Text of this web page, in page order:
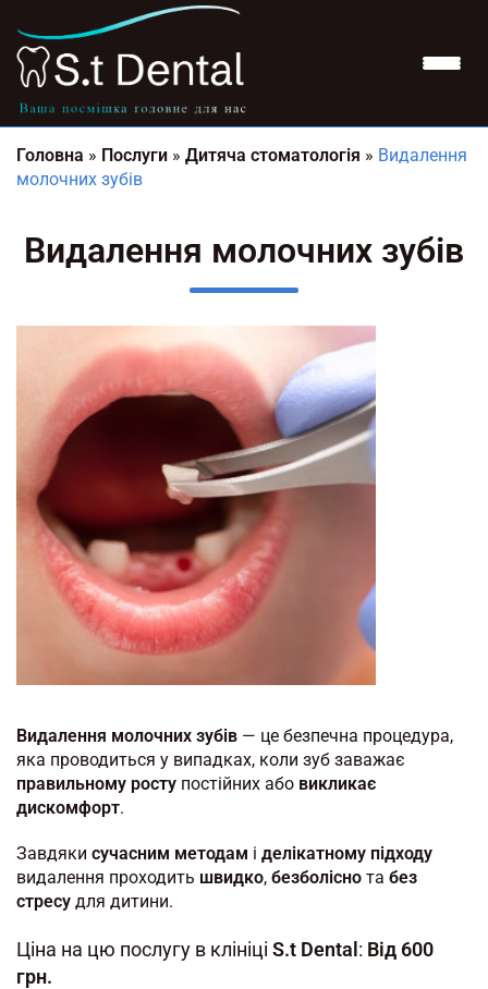
Головна » Послуги » Дитяча стоматологія » Видалення
молочних зубів
Видалення молочних зубів
Видалення молочних зубів — це безпечна процедура,
яка проводиться у випадках, коли зуб заважає
правильному росту постійних або викликає
дискомфорт.
Завдяки сучасним методам і делікатному підходу
видалення проходить швидко, безболісно та без
стресу для дитини.
Ціна на цю послугу в клініці S.t Dental : Від 600
грн.